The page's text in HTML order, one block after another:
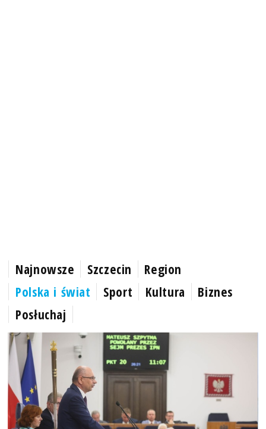
Najnowsze Szczecin
Region
Polska i świat
Sport Kultura
Biznes
Posłuchaj